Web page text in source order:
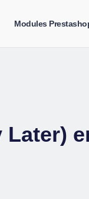
Modules
Later)